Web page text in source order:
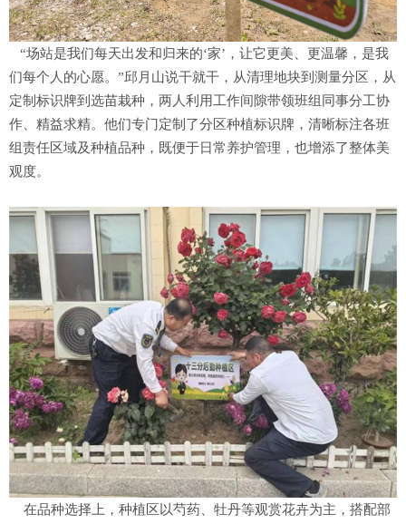
“场站是我们每天出发和归来的‘家’，让它更美、更温馨，是我
们每个人的心愿。”邱月山说干就干，从清理地块到测量分区，从
定制标识牌到选苗栽种，两人利用工作间隙带领班组同事分工协
作、精益求精。他们专门定制了分区种植标识牌，清晰标注各班
组责任区域及种植品种，既便于日常养护管理，也增添了整体美
观度。
在品种选择上，种植区以芍药、牡丹等观赏花卉为主，搭配部